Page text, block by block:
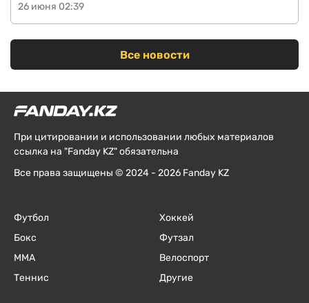
26 июня 02:39
Все новости
При цитировании и использовании любых материалов
ссылка на "Fanday KZ" обязательна
Все права защищены © 2024 - 2026 Fanday KZ
Футбол
Бокс
ММА
Теннис
Хоккей
Футзал
Велоспорт
Другие